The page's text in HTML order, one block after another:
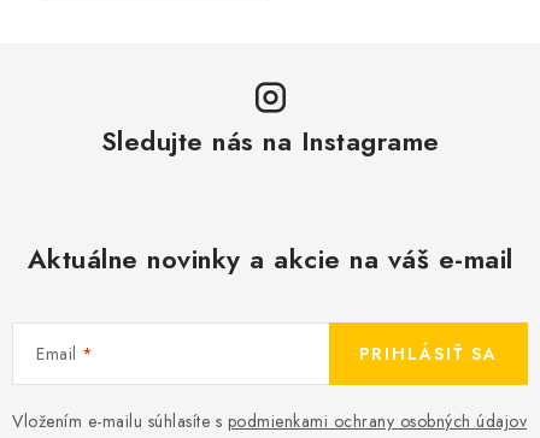
Sledujte nás na Instagrame
Aktuálne novinky a akcie na váš e-mail
Email
Vložením e-mailu súhlasíte s podmienkami ochrany osobných údajov
PRIHLÁSIŤ SA